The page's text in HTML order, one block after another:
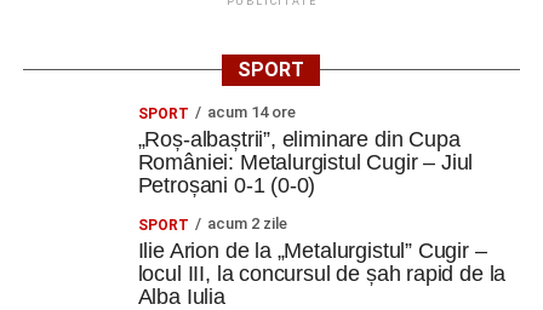
SPORT
SPORT acum 14 ore
„Roș-albaștrii”, eliminare din Cupa
României: Metalurgistul Cugir – Jiul
Petroșani 0-1 (0-0)
SPORT acum 2 zile
Ilie Arion de la „Metalurgistul” Cugir –
locul III, la concursul de șah rapid de la
Alba Iulia